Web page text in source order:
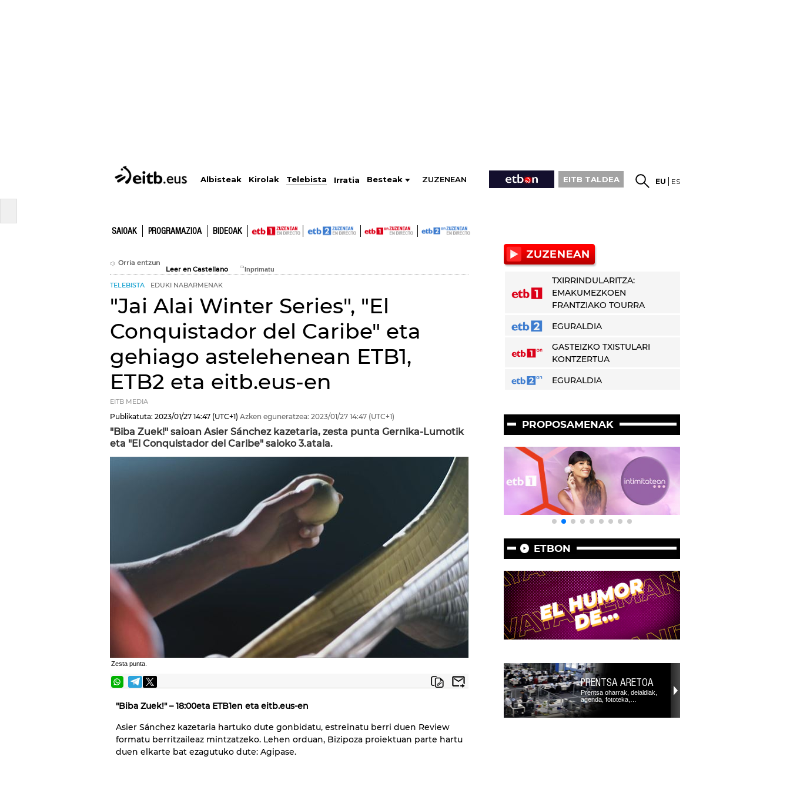
Albisteak Kirolak Telebista Irratia Besteak ZUZENEAN EITB TALDEA EU ES
SAIOAK PROGRAMAZIOA BIDEOAK
Orria entzun
Leer en Castellano
TELEBISTA EDUKI NABARMENAK
"Jai Alai Winter Series", "El
Conquistador del Caribe" eta
gehiago astelehenean ETB1,
ETB2 eta eitb.eus-en
EITB MEDIA
Publikatuta: 2023/01/27 14:47 (UTC+1) Azken eguneratzea: 2023/01/27 14:47 (UTC+1)
"Biba Zuek!" saioan Asier Sánchez kazetaria, zesta punta Gernika-Lumotik
eta "El Conquistador del Caribe" saioko 3.atala.
Zesta punta.
"Biba Zuek!" – 18:00eta ETB1en eta eitb.eus-en
Asier Sánchez kazetaria hartuko dute gonbidatu, estreinatu berri duen Review
formatu berritzaileaz mintzatzeko. Lehen orduan, Bizipoza proiektuan parte hartu
duen elkarte bat ezagutuko dute: Agipase.
TXIRRINDULARITZA:
EMAKUMEZKOEN
FRANTZIAKO TOURRA
EGURALDIA
GASTEIZKO TXISTULARI
KONTZERTUA
EGURALDIA
PROPOSAMENAK
ETBON
PRENTSA ARETOA
Prentsa oharrak, deialdiak,
agenda, fototeka,…